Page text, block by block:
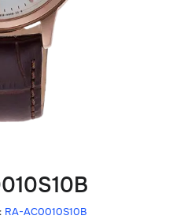
RA-AC0010S10B
часы
часы